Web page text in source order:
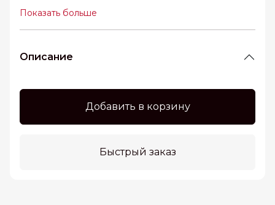
Показать больше
Описание
Добавить в корзину
Быстрый заказ